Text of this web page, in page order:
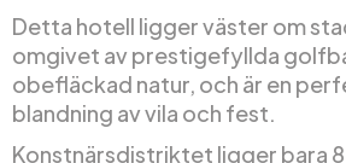
Detta hotell ligger väster om
omgivet av prestigefyllda
obefläckad natur, och är en
blandning av vila och fest.
Konstnärsdistriktet ligger bara